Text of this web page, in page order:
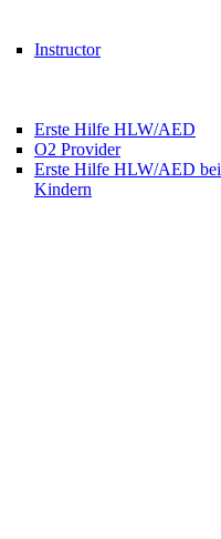
Instructor
Erste Hilfe HLW/AED
O2 Provider
Erste Hilfe HLW/AED bei
Kindern